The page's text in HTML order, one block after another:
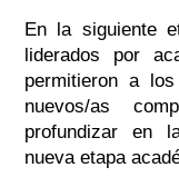
En la siguiente
liderados por
permitieron a
nuevos/as
profundizar en
nueva etapa